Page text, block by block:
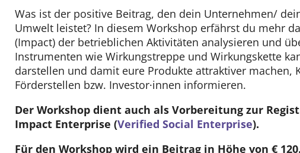
Kontakt
Was ist der positive Beitrag, den dein Unternehmen/
Umwelt leistet? In diesem Workshop erfährst du mehr
(Impact) der betrieblichen Aktivitäten analysieren und
Instrumenten wie Wirkungstreppe und Wirkungskette
darstellen und damit eure Produkte attraktiver machen,
Förderstellen bzw. Investor·innen informieren.
Der Workshop dient auch als Vorbereitung zur
Impact Enterprise (Verified Social Enterprise).
Für den Workshop wird ein Beitrag in Höhe von €